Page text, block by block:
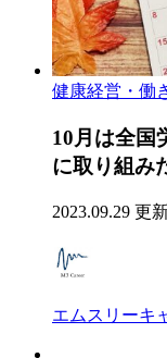
健康経営・働
10月は全国
に取り組み
2023.09.29 更
エムスリーキ